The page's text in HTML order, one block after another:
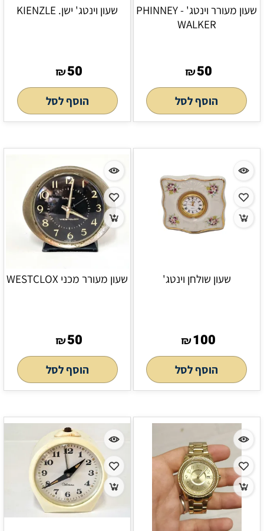
שעון מעורר וינטג' PHINNEY -
WALKER
₪50
הוסף לסל
שעון וינטג' ישן. KIENZLE
₪50
הוסף לסל
שעון שולחן וינטג'
₪100
הוסף לסל
שעון מעורר מכני WESTCLOX
₪50
הוסף לסל